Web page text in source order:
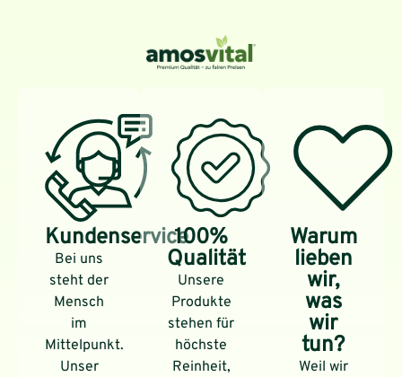
Kundenservice
Bei uns
steht der
Mensch
im
Mittelpunkt.
Unser
100%
Qualität
Unsere
Produkte
stehen für
höchste
Reinheit,
Warum
lieben
wir,
was
wir
tun?
Weil wir